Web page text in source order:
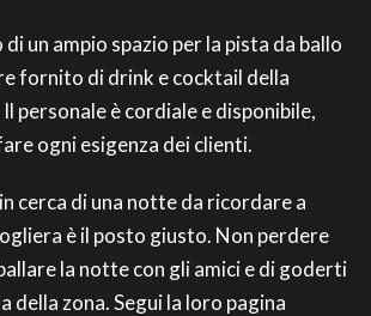
un ampio spazio per la pista da ballo
fornito di drink e cocktail della
personale è cordiale e disponibile,
ogni esigenza dei clienti.
cerca di una notte da ricordare a
è il posto giusto. Non perdere
la notte con gli amici e di goderti
della zona. Segui la loro pagina